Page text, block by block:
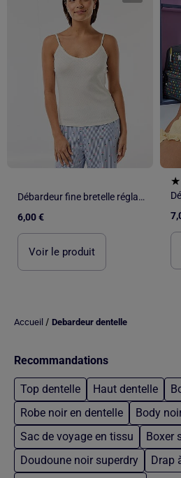
Débardeur fine bretelle réglable en coton uni
6,00 €
Voir le produit
Accueil / Debardeur dentelle
Recommandations
Top dentelle Haut dentelle
Robe noir en dentelle
Body
Sac de voyage en tissu
Boxer
Doudoune noir superdry
Drap